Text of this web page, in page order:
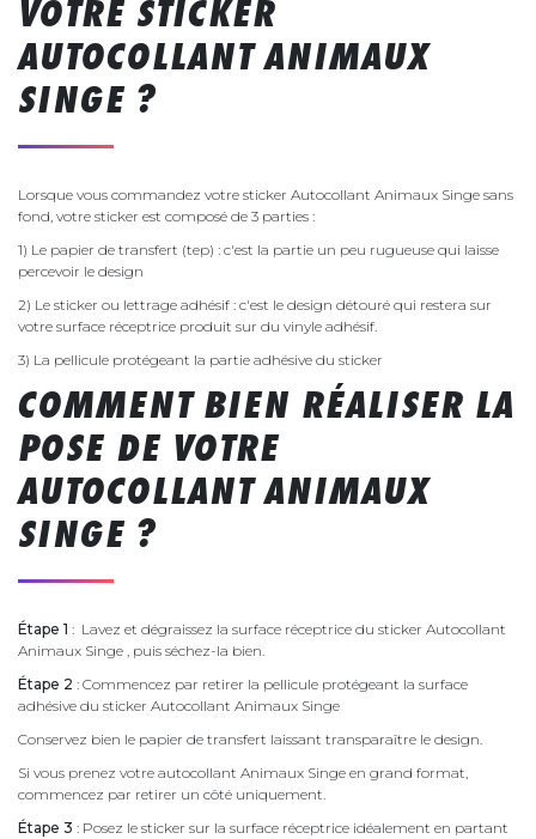
VOTRE STICKER
AUTOCOLLANT ANIMAUX
SINGE ?
Lorsque vous commandez votre sticker Autocollant Animaux Singe sans
fond, votre sticker est composé de 3 parties :
1) Le papier de transfert (tep) : c'est la partie un peu rugueuse qui laisse
percevoir le design
2) Le sticker ou lettrage adhésif : c'est le design détouré qui restera sur
votre surface réceptrice produit sur du vinyle adhésif.
3) La pellicule protégeant la partie adhésive du sticker
COMMENT BIEN RÉALISER LA
POSE DE VOTRE
AUTOCOLLANT ANIMAUX
SINGE ?
Étape 1 : Lavez et dégraissez la surface réceptrice du sticker Autocollant
Animaux Singe , puis séchez-la bien.
Étape 2 : Commencez par retirer la pellicule protégeant la surface
adhésive du sticker Autocollant Animaux Singe
Conservez bien le papier de transfert laissant transparaître le design.
Si vous prenez votre autocollant Animaux Singe en grand format,
commencez par retirer un côté uniquement.
Étape 3 : Posez le sticker sur la surface réceptrice idéalement en partant